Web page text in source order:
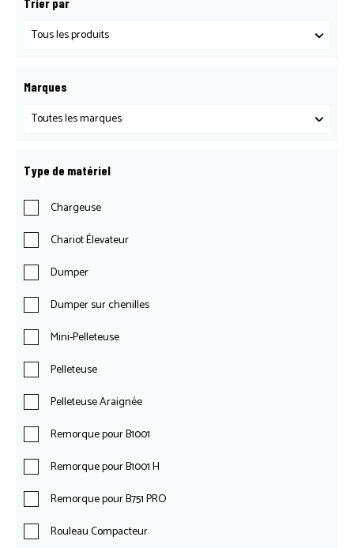
Marques
Type de matériel
Chargeuse
Chariot Élevateur
Dumper
Dumper sur chenilles
Mini-Pelleteuse
Pelleteuse
Pelleteuse Araignée
Remorque pour B1001
Remorque pour B1001 H
Remorque pour B751 PRO
Rouleau Compacteur